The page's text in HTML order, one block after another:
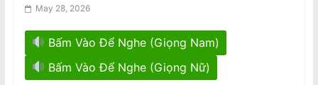
s
p
a
p
May 28, 2026
Bấm Vào Để Nghe (Giọng Nam)
Bấm Vào Để Nghe (Giọng Nữ)